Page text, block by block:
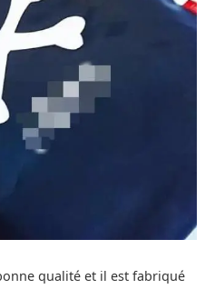
qualité et il est fabriqué